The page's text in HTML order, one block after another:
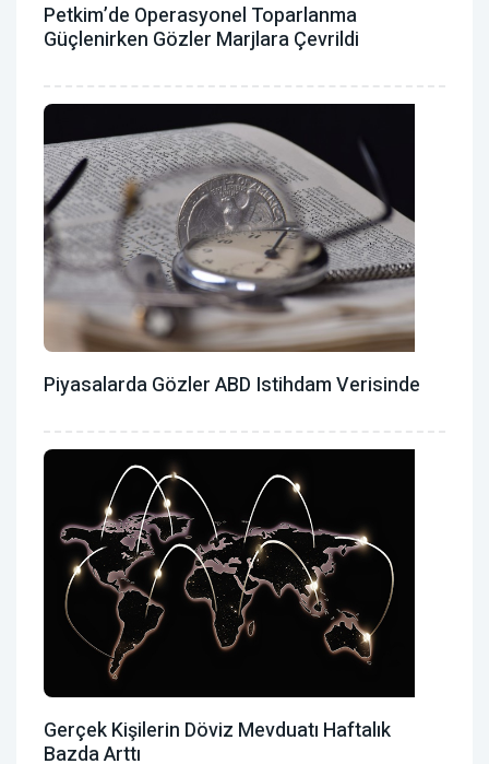
Petkim’de Operasyonel Toparlanma
Güçlenirken Gözler Marjlara Çevrildi
Piyasalarda Gözler ABD Istihdam Verisinde
Gerçek Kişilerin Döviz Mevduatı Haftalık
Bazda Arttı